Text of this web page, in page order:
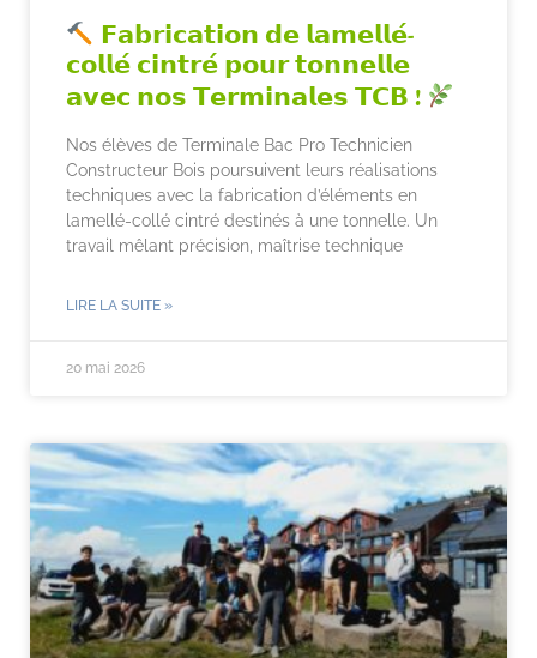
𝗙𝗮𝗯𝗿𝗶𝗰𝗮𝘁𝗶𝗼𝗻 𝗱𝗲 𝗹𝗮𝗺𝗲𝗹𝗹𝗲́-
𝗰𝗼𝗹𝗹𝗲́ 𝗰𝗶𝗻𝘁𝗿𝗲́ 𝗽𝗼𝘂𝗿 𝘁𝗼𝗻𝗻𝗲𝗹𝗹𝗲
𝗮𝘃𝗲𝗰 𝗻𝗼𝘀 𝗧𝗲𝗿𝗺𝗶𝗻𝗮𝗹𝗲𝘀 𝗧𝗖𝗕 !
Nos élèves de Terminale Bac Pro Technicien
Constructeur Bois poursuivent leurs réalisations
techniques avec la fabrication d’éléments en
lamellé-collé cintré destinés à une tonnelle. Un
travail mêlant précision, maîtrise technique
LIRE LA SUITE »
20 mai 2026